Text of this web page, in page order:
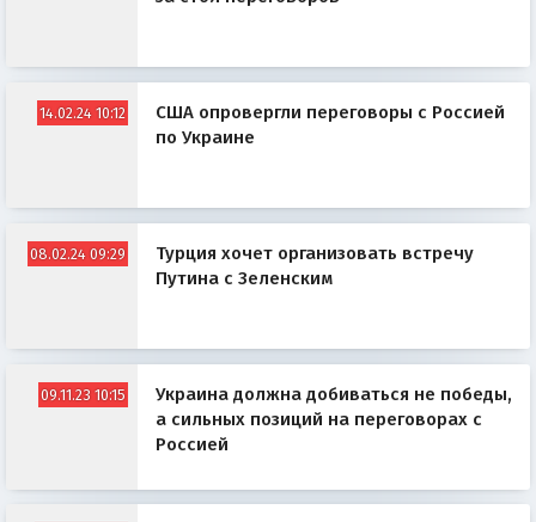
14.02.24 10:12
США опровергли переговоры с Россией
по Украине
08.02.24 09:29
Турция хочет организовать встречу
Путина с Зеленским
09.11.23 10:15
Украина должна добиваться не победы,
а сильных позиций на переговорах с
Россией